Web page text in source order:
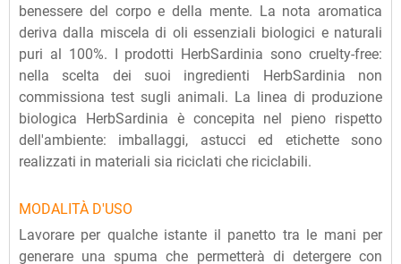
benessere del corpo e della mente. La nota aromatica
deriva dalla miscela di oli essenziali biologici e naturali
puri al 100%. I prodotti HerbSardinia sono cruelty-free:
nella scelta dei suoi ingredienti HerbSardinia non
commissiona test sugli animali. La linea di produzione
biologica HerbSardinia è concepita nel pieno rispetto
dell'ambiente: imballaggi, astucci ed etichette sono
realizzati in materiali sia riciclati che riciclabili.
MODALITÀ D'USO
Lavorare per qualche istante il panetto tra le mani per
generare una spuma che permetterà di detergere con